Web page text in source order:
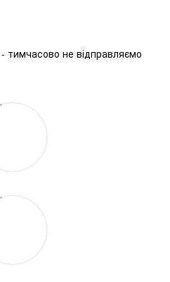
тимчасово не відправляємо